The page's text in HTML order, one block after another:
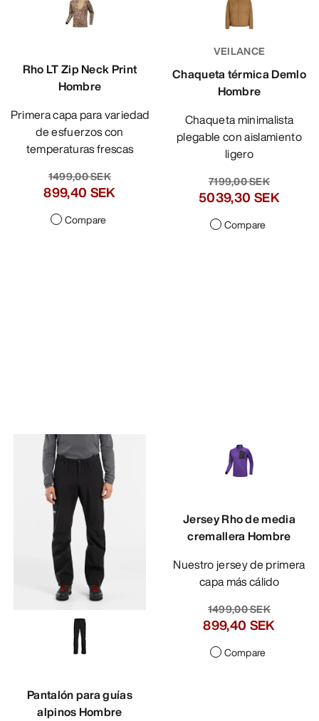
Rho LT Zip Neck Print
Hombre
Primera capa para variedad
de esfuerzos con
temperaturas frescas
1499,00 SEK
899,40 SEK
Compare
VEILANCE
Chaqueta térmica Demlo
Hombre
Chaqueta minimalista
plegable con aislamiento
ligero
7199,00 SEK
5039,30 SEK
Compare
Pantalón para guías
alpinos Hombre
Jersey Rho de media
cremallera Hombre
Nuestro jersey de primera
capa más cálido
1499,00 SEK
899,40 SEK
Compare